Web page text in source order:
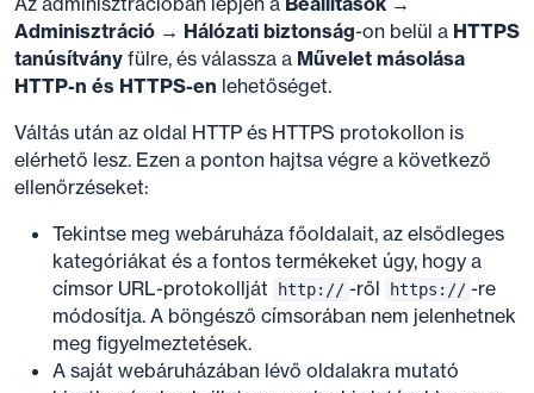
Adminisztráció → Hálózati biztonság-on belül a HTTPS
tanúsítvány fülre, és válassza a Művelet másolása
HTTP-n és HTTPS-en lehetőséget.
Váltás után az oldal HTTP és HTTPS protokollon is
elérhető lesz. Ezen a ponton hajtsa végre a következő
ellenőrzéseket:
Tekintse meg webáruháza főoldalait, az elsődleges
kategóriákat és a fontos termékeket úgy, hogy a
címsor URL-protokollját
http:// -ről https:// -re
módosítja. A böngésző címsorában nem jelenhetnek
meg figyelmeztetések.
A saját webáruházában lévő oldalakra mutató